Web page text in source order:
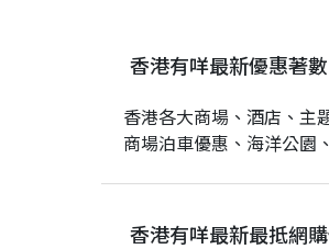
2
1
.
%
香港有咩最新優惠著數
香港各大商場、酒店、主
商場泊車優惠、海洋公園
香港有咩最新最抵網